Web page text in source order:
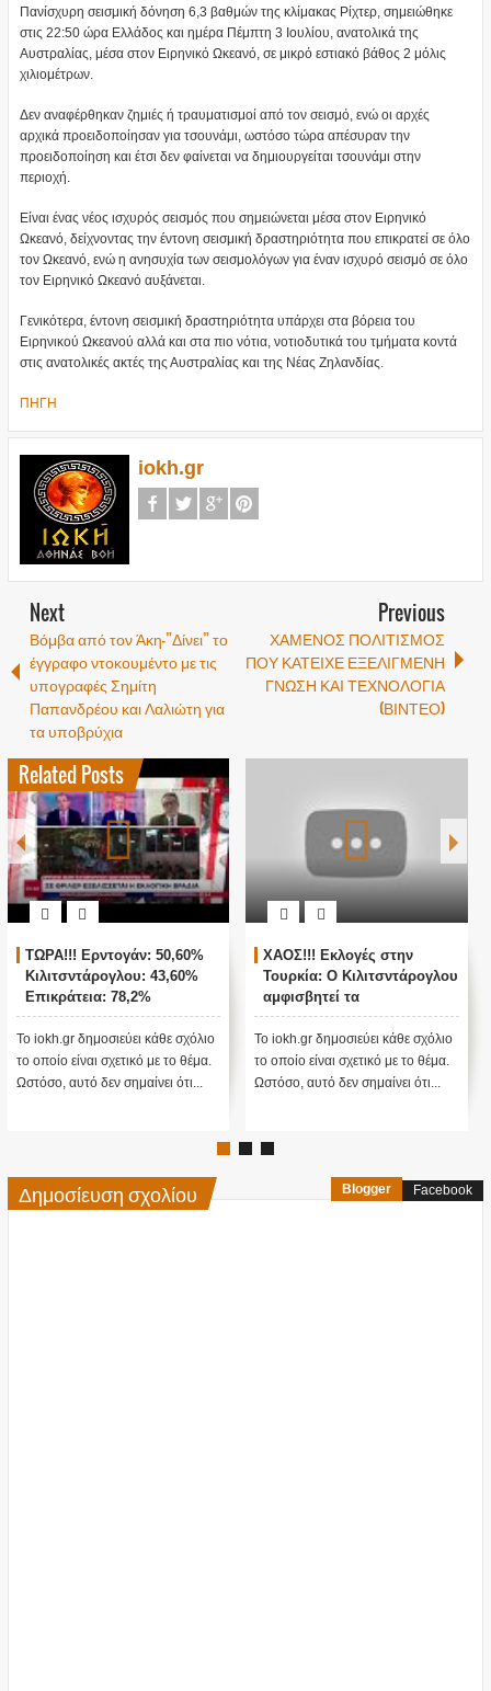
Πανίσχυρη σεισμική δόνηση 6,3 βαθμών της κλίμακας Ρίχτερ, σημειώθηκε
στις 22:50 ώρα Ελλάδος και ημέρα Πέμπτη 3 Ιουλίου, ανατολικά της
Αυστραλίας, μέσα στον Ειρηνικό Ωκεανό, σε μικρό εστιακό βάθος 2 μόλις
χιλιομέτρων.
Δεν αναφέρθηκαν ζημιές ή τραυματισμοί από τον σεισμό, ενώ οι αρχές
αρχικά προειδοποίησαν για τσουνάμι, ωστόσο τώρα απέσυραν την
προειδοποίηση και έτσι δεν φαίνεται να δημιουργείται τσουνάμι στην
περιοχή.
Είναι ένας νέος ισχυρός σεισμός που σημειώνεται μέσα στον Ειρηνικό
Ωκεανό, δείχνοντας την έντονη σεισμική δραστηριότητα που επικρατεί σε όλο
τον Ωκεανό, ενώ η ανησυχία των σεισμολόγων για έναν ισχυρό σεισμό σε όλο
τον Ειρηνικό Ωκεανό αυξάνεται.
Γενικότερα, έντονη σεισμική δραστηριότητα υπάρχει στα βόρεια του
Ειρηνικού Ωκεανού αλλά και στα πιο νότια, νοτιοδυτικά του τμήματα κοντά
στις ανατολικές ακτές της Αυστραλίας και της Νέας Ζηλανδίας.
ΠΗΓΗ
iokh.gr
Next
Βόμβα από τον Άκη-”Δίνει” το
έγγραφο ντοκουμέντο με τις
υπογραφές Σημίτη
Παπανδρέου και Λαλιώτη για
τα υποβρύχια
Previous
ΧΑΜΕΝΟΣ ΠΟΛΙΤΙΣΜΟΣ
ΠΟΥ ΚΑΤΕΙΧΕ ΕΞΕΛΙΓΜΕΝΗ
ΓΝΩΣΗ ΚΑΙ ΤΕΧΝΟΛΟΓΙΑ
(ΒΙΝΤΕΟ)
Related Posts
ΤΩΡΑ!!! Ερντογάν: 50,60%
Κιλιτσντάρογλου: 43,60%
Επικράτεια: 78,2%
Το iokh.gr δημοσιεύει κάθε σχόλιο
το οποίο είναι σχετικό με το θέμα.
Ωστόσο, αυτό δεν σημαίνει ότι...
ΧΑΟΣ!!! Εκλογές στην
Τουρκία: Ο Κιλιτσντάρογλου
αμφισβητεί τα
αποτελέσματα θα γίνουν
ενστάσεις...
Το iokh.gr δημοσιεύει κάθε σχόλιο
το οποίο είναι σχετικό με το θέμα.
Ωστόσο, αυτό δεν σημαίνει ότι...
Δημοσίευση σχολίου Blogger Facebook